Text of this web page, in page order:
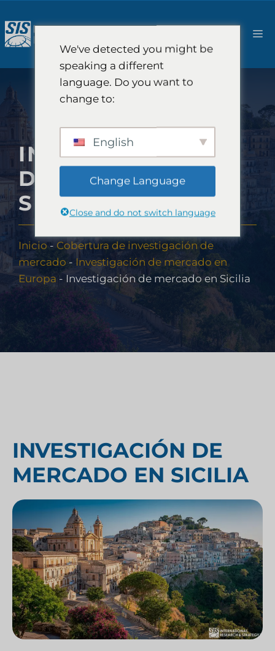
al
contenido
INVESTIGACIÓN
DE MERCADO EN
SICILIA
Inicio-Cobertura de investigación de
mercado - Investigación de mercado en
Europa - Investigación de mercado en Sicilia
INVESTIGACIÓN DE
MERCADO EN SICILIA
We've detected you might be
speaking a different
language. Do you want to
change to:
English
Change Language
Close and do not switch language